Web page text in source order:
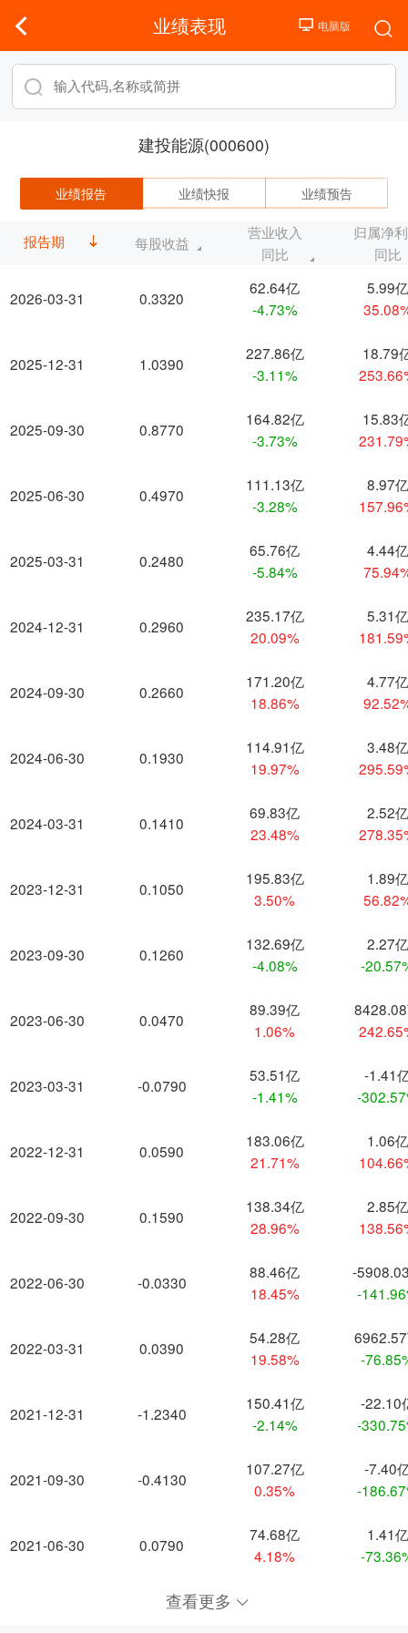
业绩表现
建投能源(000600)
业绩报告 业绩快报 业绩预告
报告期
2026-03-31
2025-12-31
2025-09-30
2025-06-30
2025-03-31
2024-12-31
2024-09-30
2024-06-30
2024-03-31
2023-12-31
2023-09-30
2023-06-30
2023-03-31
2022-12-31
2022-09-30
2022-06-30
2022-03-31
2021-12-31
2021-09-30
2021-06-30
每股收益
营业收入
同比
归属净
同比
0.3320
62.64亿
-4.73%
5.99亿
1.0390
227.86亿
-3.11%
18.79
0.8770
164.82亿
-3.73%
15.83
0.4970
111.13亿
-3.28%
8.97亿
0.2480
65.76亿
-5.84%
4.44亿
0.2960
235.17亿
20.09%
5.31亿
0.2660
171.20亿
18.86%
4.77亿
0.1930
114.91亿
19.97%
3.48亿
0.1410
69.83亿
23.48%
2.52亿
0.1050
195.83亿
3.50%
1.89亿
0.1260
132.69亿
-4.08%
2.27亿
-
0.0470
89.39亿
1.06%
-0.0790
53.51亿
-1.41%
-1.41
-
0.0590
183.06亿
21.71%
1.06亿
0.1590
138.34亿
28.96%
2.85亿
-0.0330
88.46亿
18.45%
-
-
0.0390
54.28亿
19.58%
-
-1.2340
150.41亿
-2.14%
-22.10
-
-0.4130
107.27亿
0.35%
-7.40
-
0.0790
74.68亿
4.18%
1.41亿
-
查看更多